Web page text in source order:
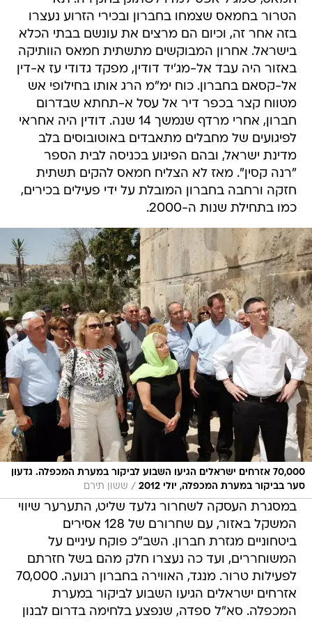
הטרור בחמאס שצמחו בחברון ובכירי הזרוע נעצרו
בזה אחר זה, וכיום הם מרצים את עונשם בבתי הכלא
בישראל. אחרון המבוקשים מתשתית חמאס הוותיקה
באזור היה עבד אל-מג'יד דודין, מפקד גדודי עז א-דין
אל-קסאם בחברון. כוח ימ"מ הרג אותו בחילופי אש
מטווח קצר בכפר דיר אל עסל א-תחתא שבדרום
חברון, אחרי מרדף שנמשך 14 שנה. דודין היה אחראי
לפיגועים של מחבלים מתאבדים באוטובוסים בלב
מדינת ישראל, ובהם הפיגוע בכניסה לבית הספר
"רנה קסין". מאז לא הצליח חמאס להקים תשתית
חזקה ורחבה בחברון המובלת על ידי פעילים בכירים,
כמו בתחילת שנות ה-2000.
70,000 אזרחים ישראלים הגיעו השבוע לביקור במערת המכפלה. גדעון
סער בביקור במערת המכפלה, יולי 2012
/ ששון תירם
במסגרת העסקה לשחרור גלעד שליט, התערער שיווי
המשקל באזור, עם שחרורם של 128 אסירים
ביטחוניים מגזרת חברון. השב"כ פוקח עיניים על
המשוחררים, ועד כה נעצרו חלק מהם בשל חזרתם
לפעילות טרור. מנגד, האווירה בחברון רגועה. 70,000
אזרחים ישראלים הגיעו השבוע לביקור במערת
המכפלה. סא"ל ספדה, שנפצע בלחימה בדרום לבנון